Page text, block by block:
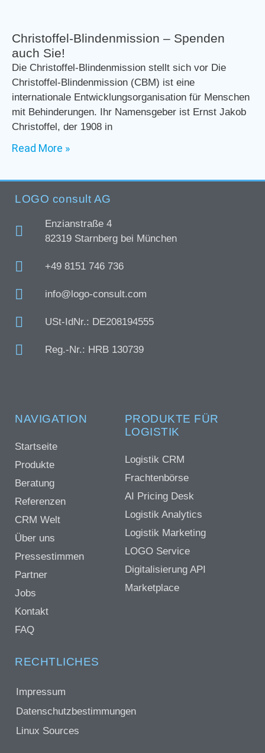
Christoffel-Blindenmission – Spenden
auch Sie!
Die Christoffel-Blindenmission stellt sich vor Die
Christoffel-Blindenmission (CBM) ist eine
internationale Entwicklungsorganisation für Menschen
mit Behinderungen. Ihr Namensgeber ist Ernst Jakob
Christoffel, der 1908 in
Read More »
LOGO consult AG
Enzianstraße 4
82319 Starnberg bei München
+49 8151 746 736
info@logo-consult.com
USt-IdNr.: DE208194555
Reg.-Nr.: HRB 130739
NAVIGATION
Startseite
Produkte
Beratung
Referenzen
CRM Welt
Über uns
Pressestimmen
Partner
Jobs
Kontakt
FAQ
PRODUKTE FÜR
LOGISTIK
Logistik CRM
Frachtenbörse
AI Pricing Desk
Logistik Analytics
Logistik Marketing
LOGO Service
Digitalisierung API
Marketplace
RECHTLICHES
Impressum
Datenschutzbestimmungen
Linux Sources